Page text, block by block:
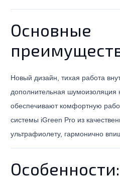
Основные
Новый дизайн, тихая работа
дополнительная шумоизоляция
обеспечивают комфортную
системы iGreen Pro из
ультрафиолету, гармонично
Особенности: